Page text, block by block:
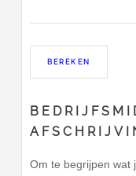
Om te begrijpen wat